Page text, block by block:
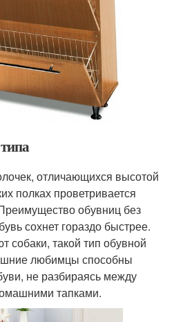
отличающихся высотой
полках проветривается
обувниц без
сохнет гораздо быстрее.
собаки, такой тип обувной
любимцы способны
не разбираясь между
тапками.